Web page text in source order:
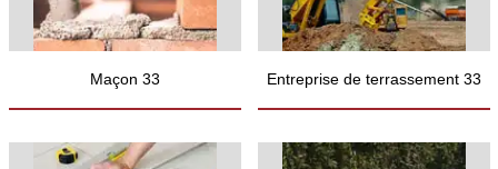
Maçon 33 Entreprise de terrassement 33